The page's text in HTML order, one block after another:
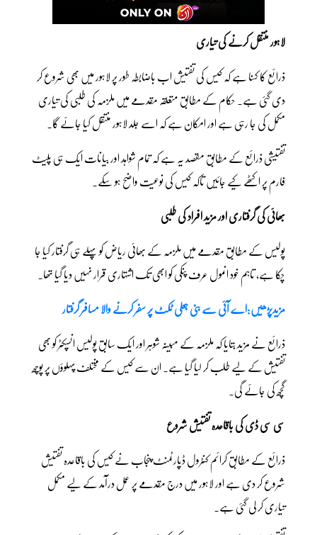
لاہور منتقل کرنے کی تیاری
ذرائع کا کہنا ہے کہ کیس کی تفتیش اب باضابطہ طور پر لاہور میں بھی شروع کر
دی گئی ہے۔ حکام کے مطابق متعلقہ مقدمے میں ملزمہ کی طلبی کی تیاری
مکمل کی جا رہی ہے اور امکان ہے کہ اسے جلد لاہور منتقل کیا جائے گا۔
تفتیشی ذرائع کے مطابق مقصد یہ ہے کہ تمام شواہد اور بیانات ایک ہی پلیٹ
فارم پر اکٹھے کیے جائیں تاکہ کیس کی نوعیت واضح ہو سکے۔
بھائی کی گرفتاری اور مزید افراد کی طلبی
پولیس کے مطابق مقدمے میں ملزمہ کے بھائی ریاض کو پہلے ہی گرفتار کیا جا
چکا ہے، تاہم خود انمول عرف پنکی کو ابھی تک اشتہاری قرار نہیں دیا گیا تھا۔
مزیدپڑھیں:اے آئی سے بنی جعلی ٹکٹ پر سفر کرنے والا مسافر گرفتار
ذرائع نے مزید بتایا کہ ملزمہ کے مبینہ شوہر اور ایک سابق پولیس انسپکٹر کو بھی
تفتیش کے لیے طلب کر لیا گیا ہے۔ ان سے کیس کے مختلف پہلوؤں پر پوچھ
گچھ کی جائے گی۔
سی سی ڈی کی باقاعدہ تفتیش شروع
ذرائع کے مطابق کرائم کنٹرول ڈپارٹمنٹ پنجاب نے کیس کی باقاعدہ تفتیش
شروع کر دی ہے اور لاہور میں درج مقدمے پر عمل درآمد کے لیے مکمل
تیاری کر لی گئی ہے۔